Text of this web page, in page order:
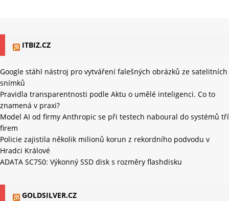
ITBIZ.CZ
Google stáhl nástroj pro vytváření falešných obrázků ze satelitních
snímků
Pravidla transparentnosti podle Aktu o umělé inteligenci. Co to
znamená v praxi?
Model AI od firmy Anthropic se při testech naboural do systémů tří
firem
Policie zajistila několik milionů korun z rekordního podvodu v
Hradci Králové
ADATA SC750: Výkonný SSD disk s rozměry flashdisku
GOLDSILVER.CZ